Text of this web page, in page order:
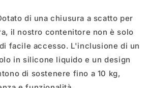
di una chiusura a scatto per
il nostro contenitore non è solo
facile accesso. L'inclusione di un
in silicone liquido e un design
di sostenere fino a 10 kg,